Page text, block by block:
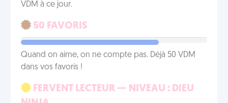
VDM à ce jour.
50 FAVORIS
Quand on aime, on ne compte pas. Déjà 50 VDM
dans vos favoris !
FERVENT LECTEUR — NIVEAU : DIEU